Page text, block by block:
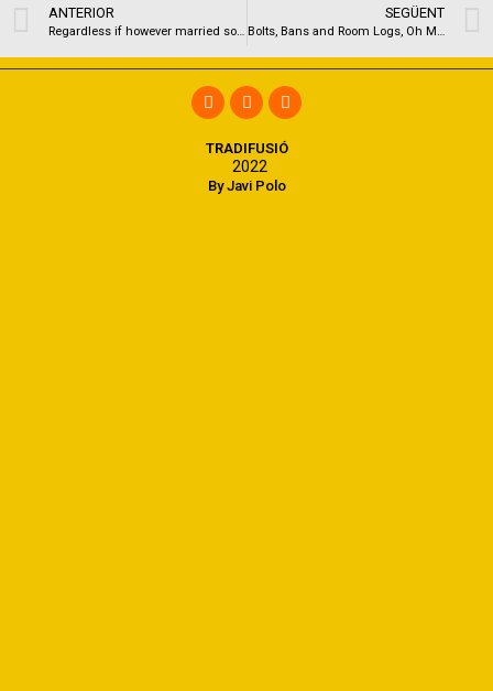
ANTERIOR
Regardless if however married so you’re able to Los angeles Russa, Seagal used LeBrock to Hong kong to pursue a love
SEGÜENT
Bolts, Bans and Room Logs, Oh My!
By Javi Polo
TRADIFUSIÓ
2022